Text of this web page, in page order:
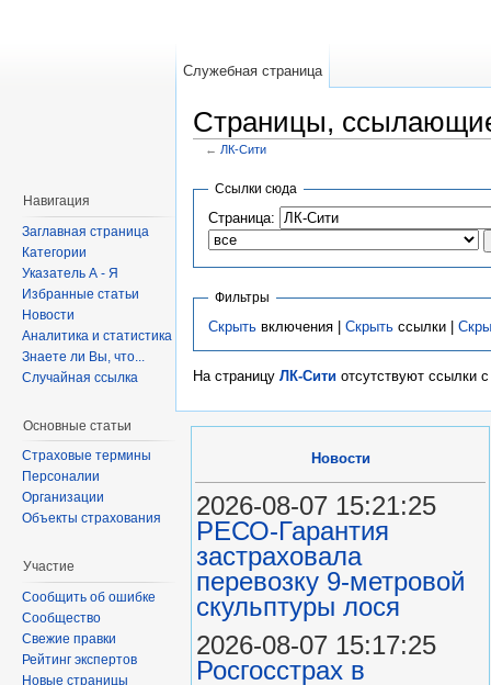
Страницы,
← ЛК-Сити
Ссылки сюда
Страница:
Фильтры
Скрытьвключения | Скрытьссылки |
На страницу ЛК-Сити отсутствуют ссылки
Служебная страница
Навигация
Заглавная страница
Категории
Указатель А - Я
Избранные статьи
Новости
Аналитика и статистика
Знаете ли Вы, что...
Случайная ссылка
Основные статьи
Страховые термины
Персоналии
Организации
Объекты страхования
Участие
Сообщить об ошибке
Сообщество
Свежие правки
Рейтинг экспертов
Новые страницы
Новости
2026-08-07 15:21:25
РЕСО-Гарантия
застраховала
перевозку 9-метровой
скульптуры лося
2026-08-07 15:17:25
Росгосстрах в